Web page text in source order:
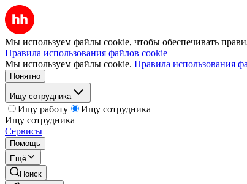
Мы используем файлы cookie, чтобы обеспечивать
Правила использования файлов cookie
Мы используем файлы cookie. Правила использования
Понятно
Ищу сотрудника
Ищу работу
Ищу сотрудника
Ищу сотрудника
Сервисы
Помощь
Ещё
Поиск